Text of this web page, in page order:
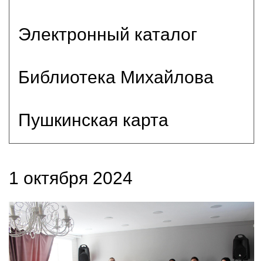
Электронный каталог
Библиотека Михайлова
Пушкинская карта
1 октября 2024